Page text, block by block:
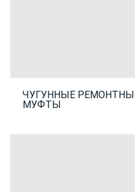
ЧУГУННЫЕ
МУФТЫ